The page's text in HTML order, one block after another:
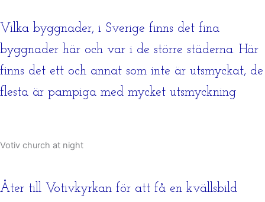
Vilka byggnader, i Sverige finns det fina
byggnader här och var i de större städerna. Här
finns det ett och annat som inte är utsmyckat, de
flesta är pampiga med mycket utsmyckning
Votiv church at night
Åter till Votivkyrkan för att få en kvällsbild